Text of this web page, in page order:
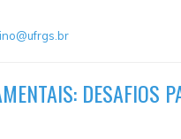
DESAFIOS